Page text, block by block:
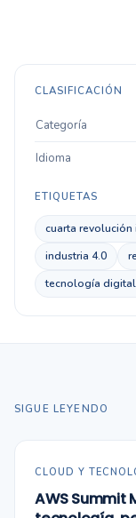
CLASIFICACIÓN
Categoría
Idioma
ETIQUETAS
cuarta
industria 4.0
tecnología
SIGUE LEYENDO
CLOUD Y
AWS Summit